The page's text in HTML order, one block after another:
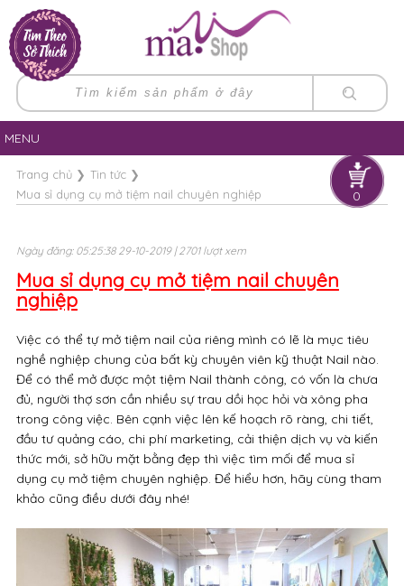
0
MENU
Trang chủ❯ Tin tức❯
Mua sỉ dụng cụ mở tiệm nail chuyên nghiệp
Ngày đăng: 05:25:38 29-10-2019 | 2701 lượt xem
Mua sỉ dụng cụ mở tiệm nail chuyên
nghiệp
Việc có thể tự mở tiệm nail của riêng mình có lẽ là mục tiêu
nghề nghiệp chung của bất kỳ chuyên viên kỹ thuật Nail nào.
Để có thể mở được một tiệm Nail thành công, có vốn là chưa
đủ, người thợ sơn cần nhiều sự trau dồi học hỏi và xông pha
trong công việc. Bên cạnh việc lên kế hoạch rõ ràng, chi tiết,
đầu tư quảng cáo, chi phí marketing, cải thiện dịch vụ và kiến
thức mới, sở hữu mặt bằng đẹp thì việc tìm mối để mua sỉ
dụng cụ mở tiệm chuyên nghiệp. Để hiểu hơn, hãy cùng tham
khảo cũng điều dưới đây nhé!